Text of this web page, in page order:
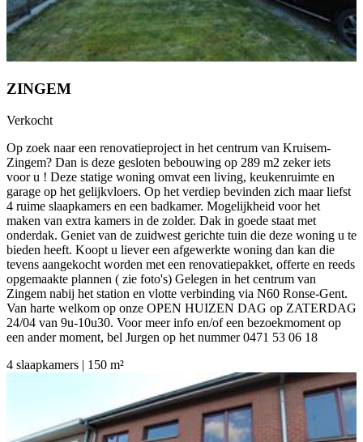
ZINGEM
Verkocht
Op zoek naar een renovatieproject in het centrum van Kruisem-
Zingem? Dan is deze gesloten bebouwing op 289 m2 zeker iets
voor u ! Deze statige woning omvat een living, keukenruimte en
garage op het gelijkvloers. Op het verdiep bevinden zich maar liefst
4 ruime slaapkamers en een badkamer. Mogelijkheid voor het
maken van extra kamers in de zolder. Dak in goede staat met
onderdak. Geniet van de zuidwest gerichte tuin die deze woning u te
bieden heeft. Koopt u liever een afgewerkte woning dan kan die
tevens aangekocht worden met een renovatiepakket, offerte en reeds
opgemaakte plannen ( zie foto's) Gelegen in het centrum van
Zingem nabij het station en vlotte verbinding via N60 Ronse-Gent.
Van harte welkom op onze OPEN HUIZEN DAG op ZATERDAG
24/04 van 9u-10u30. Voor meer info en/of een bezoekmoment op
een ander moment, bel Jurgen op het nummer 0471 53 06 18
4 slaapkamers | 150 m²